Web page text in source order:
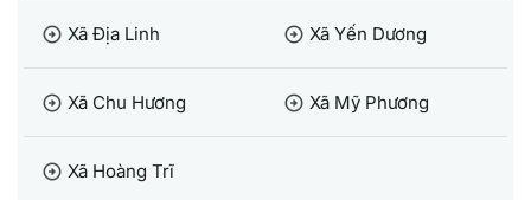
arrow_circle_right Xã Địa Linh arrow_circle_right Xã Yến Dương
arrow_circle_right Xã Chu Hương arrow_circle_right Xã Mỹ Phương
arrow_circle_right Xã Hoàng Trĩ